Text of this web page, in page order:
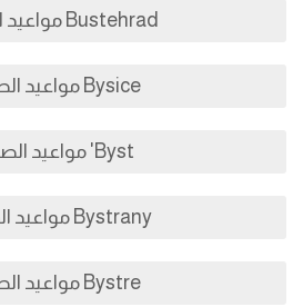
Bustehrad مواعيد الصلاة
Bysice مواعيد الصلاة
Byst' مواعيد الصلاة
Bystrany مواعيد الصلاة
Bystre مواعيد الصلاة